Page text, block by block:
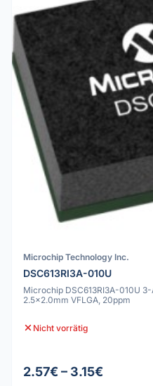
Microchip Technology Inc.
DSC613RI3A-010U
Microchip DSC613RI3A-010U
2.5x2.0mm VFLGA, 20ppm
Nicht vorrätig
2.57€ – 3.15€